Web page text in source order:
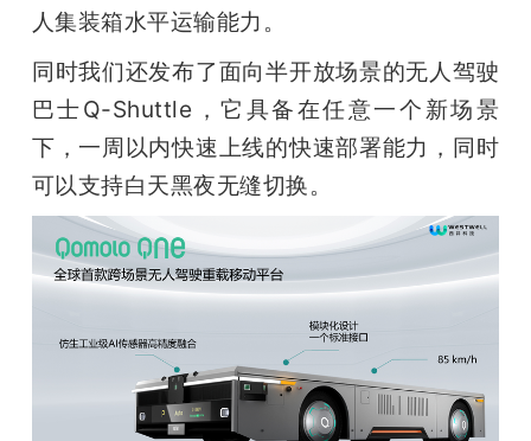
人集装箱水平运输能力。
同时我们还发布了面向半开放场景的无人驾驶
巴士Q-Shuttle，它具备在任意一个新场景
下，一周以内快速上线的快速部署能力，同时
可以支持白天黑夜无缝切换。